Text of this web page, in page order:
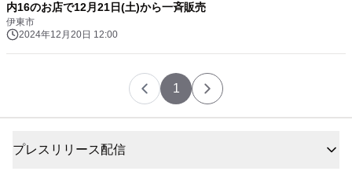
内16のお店で12月21日(土)から一斉販売
伊東市
2024年12月20日 12:00
1
プレスリリース配信